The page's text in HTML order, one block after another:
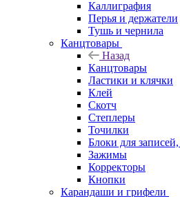
Каллиграфия
Перья и держатели
Тушь и чернила
Канцтовары
Назад
Канцтовары
Ластики и клячки
Клей
Скотч
Степлеры
Точилки
Блоки для записей,
Зажимы
Корректоры
Кнопки
Карандаши и грифели